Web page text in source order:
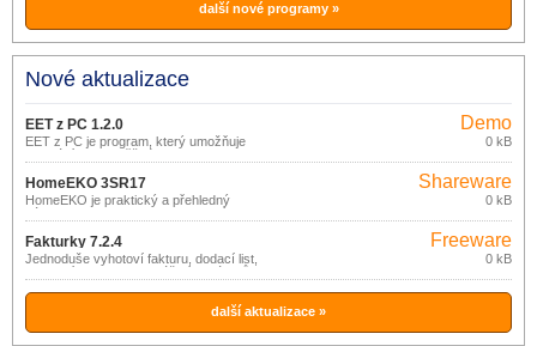
další nové programy »
Nové aktualizace
EET z PC 1.2.0
EET z PC je program, který umožňuje
odeslání EET z běžného PC nebo
notebooku.
Demo
0 kB
HomeEKO 3SR17
HomeEKO je praktický a přehledný
nástroj pro evidenci (nejen) financí
domácnosti.
Shareware
0 kB
Fakturky 7.2.4
Jednoduše vyhotoví fakturu, dodací list,
pokladní doklad bez zvláštních nároků
na znalost výpočetní techniky.
Freeware
0 kB
další aktualizace »